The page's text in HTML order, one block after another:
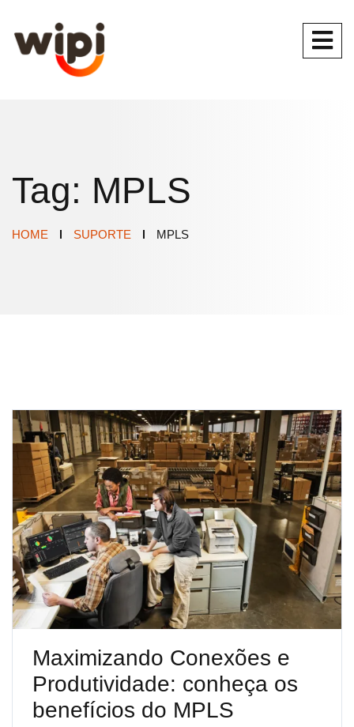
Tag: MPLS
HOME SUPORTE MPLS
Maximizando Conexões e
Produtividade: conheça os
benefícios do MPLS